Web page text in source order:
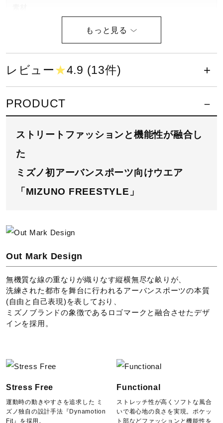
セール
その他
取扱店一覧
インドネシア製
2025年春夏
レビュー★4.9 (13件)
PRODUCT
ストリートファッションと機能性が融合し
た
ミズノ初アーバンスポーツ向けウエア
「MIZUNO FREESTYLE」
Out Mark Design
無機質な線の重なりが織りなす縦横無尽な畝りが、
洗練された都市を舞台に行われるアーバンスポーツの本質
(自由と自己表現)を表しており、
ミズノブランドの象徴であるロゴマークと融合させたデザ
インを採用。
Stress Free
運動時の動きやすさを追求した ミ
ズノ独自の設計手法『Dynamotion
Fit』を採用。
Functional
ストレッチ性が高くソフトな風合
いで着心地の良さを実現。ポケッ
ト部などファッションと機能性を